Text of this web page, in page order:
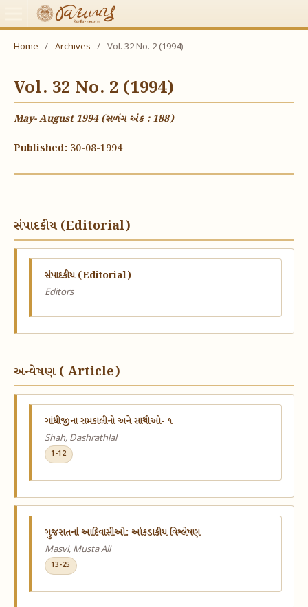
Home / Archives / Vol. 32 No. 2 (1994)
Vol. 32 No. 2 (1994)
May- August 1994 (સળંગ અંક : 188)
Published: 30-08-1994
સંપાદકીય (Editorial)
સંપાદકીય (Editorial)
Editors
અન્વેષણ ( Article)
ગાંધીજીના સમકાલીનો અને સાથીઓ- ૧
Shah, Dashrathlal
1-12
ગુજરાતનાં આદિવાસીઓ: આંકડાકીય વિશ્લેષણ
Masvi, Musta Ali
13-25